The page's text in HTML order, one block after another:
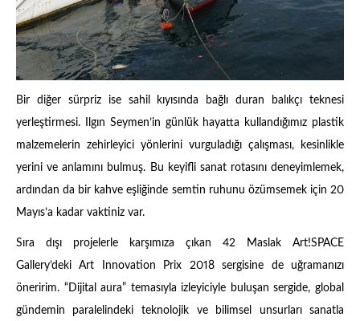
Bir diğer sürpriz ise sahil kıyısında bağlı duran balıkçı teknesi
yerleştirmesi. Ilgın Seymen’in günlük hayatta kullandığımız plastik
malzemelerin zehirleyici yönlerini vurguladığı çalışması, kesinlikle
yerini ve anlamını bulmuş. Bu keyifli sanat rotasını deneyimlemek,
ardından da bir kahve eşliğinde semtin ruhunu özümsemek için 20
Mayıs’a kadar vaktiniz var.
Sıra dışı projelerle karşımıza çıkan 42 Maslak Art!SPACE
Gallery’deki Art Innovation Prix 2018 sergisine de uğramanızı
öneririm. “Dijital aura” temasıyla izleyiciyle buluşan sergide, global
gündemin paralelindeki teknolojik ve bilimsel unsurları sanatla